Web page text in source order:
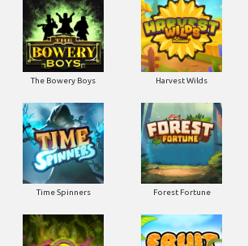
The Bowery Boys Harvest Wilds
Time Spinners Forest Fortune